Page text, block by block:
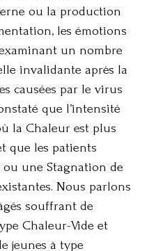
ou la production
les émotions
un nombre
invalidante après la
causées par le virus
que l’intensité
la Chaleur est plus
que les patients
une Stagnation de
Nous parlons
souffrant de
Chaleur-Vide et
jeunes à type